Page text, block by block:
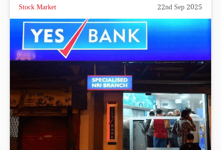
Stock Market 22nd Sep 2025